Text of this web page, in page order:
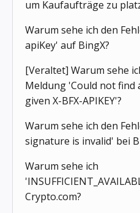
um Kaufaufträge zu
Warum sehe ich den
apiKey' auf BingX?
[Veraltet] Warum sehe
Meldung 'Could not find
given X-BFX-APIKEY'?
Warum sehe ich den
signature is invalid' bei
Warum sehe ich
Crypto.com?